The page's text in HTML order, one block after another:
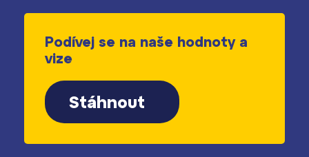
Podívej se na naše hodnoty a
vize
Stáhnout